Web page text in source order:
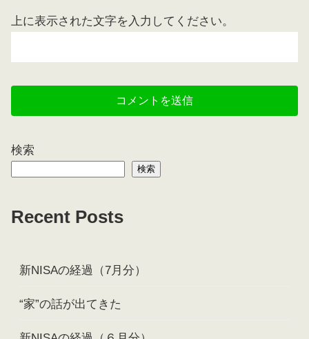
上に表示された文字を入力してください。
検索
検索
Recent Posts
新NISAの経過（7月分）
“家”の話が出てきた